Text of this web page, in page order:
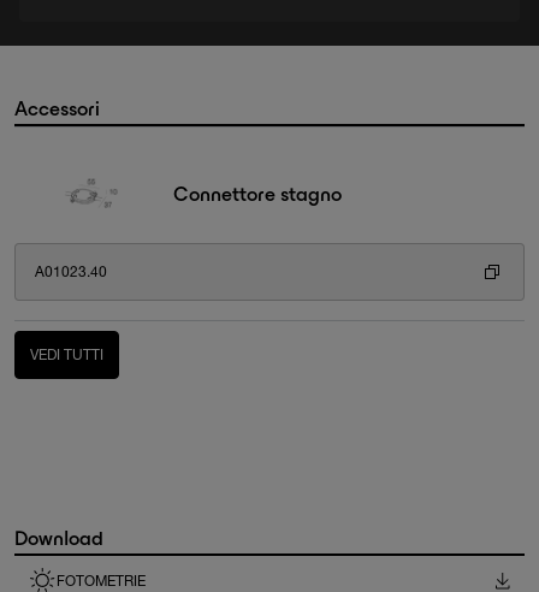
Accessori
Connettore stagno
A01023.40
VEDI TUTTI
Download
FOTOMETRIE